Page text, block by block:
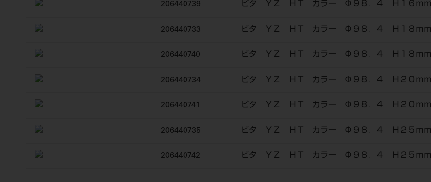
206440739 ビタ ＹＺ ＨＴ カラー Φ９８．４ Ｈ１６ｍｍ
206440733 ビタ ＹＺ ＨＴ カラー Φ９８．４ Ｈ１８ｍｍ
206440740 ビタ ＹＺ ＨＴ カラー Φ９８．４ Ｈ１８ｍｍ
206440734 ビタ ＹＺ ＨＴ カラー Φ９８．４ Ｈ２０ｍｍ
206440741 ビタ ＹＺ ＨＴ カラー Φ９８．４ Ｈ２０ｍｍ
206440735 ビタ ＹＺ ＨＴ カラー Φ９８．４ Ｈ２５ｍｍ
206440742 ビタ ＹＺ ＨＴ カラー Φ９８．４ Ｈ２５ｍｍ